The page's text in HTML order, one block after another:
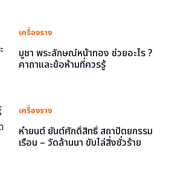
เครื่องราง
บูชา พระลักษณ์หน้าทอง ช่วยอะไร ?
คาถาและข้อห้ามที่ควรรู้
เครื่องราง
หำยนต์ ยันต์ศักดิ์สิทธิ์ สถาปัตยกรรม
เรือน – วัดล้านนา ขับไล่สิ่งชั่วร้าย